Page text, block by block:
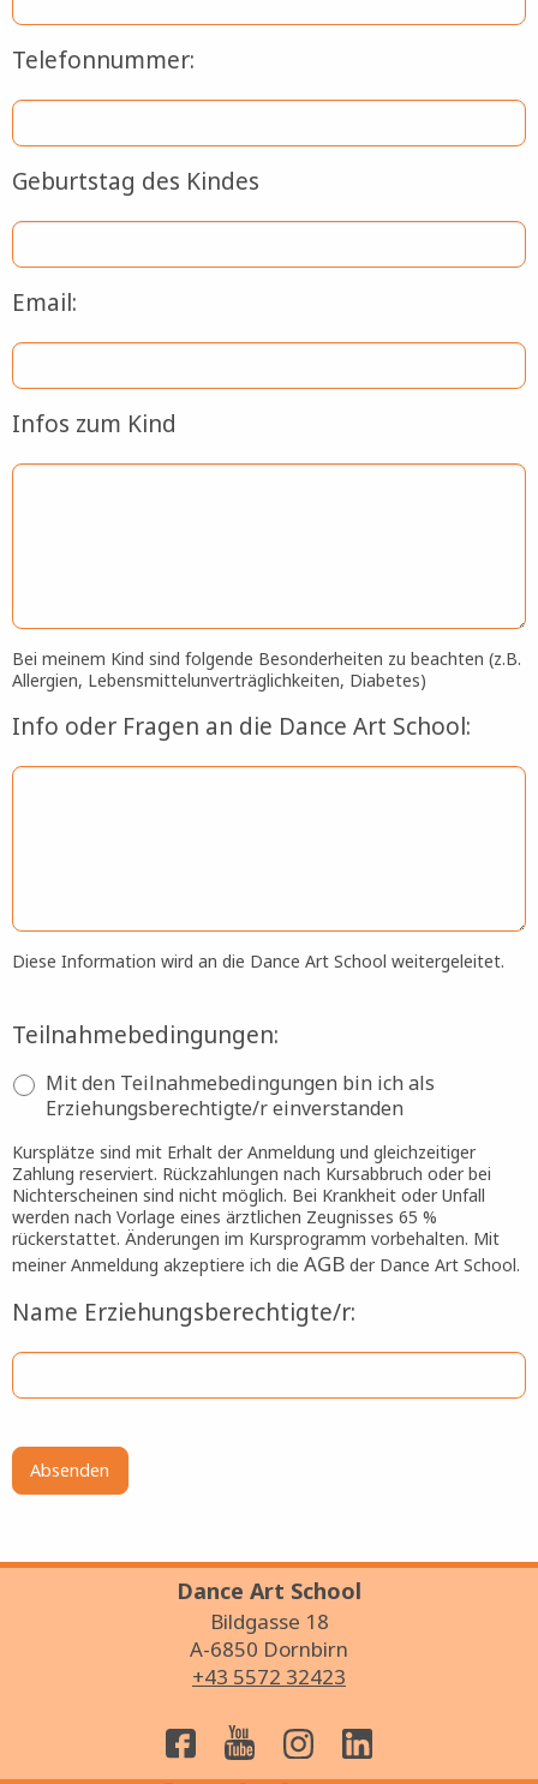
Telefonnummer:
Geburtstag des Kindes
Email:
Infos zum Kind
Bei meinem Kind sind folgende Besonderheiten zu beachten (z.B.
Allergien, Lebensmittelunverträglichkeiten, Diabetes)
Info oder Fragen an die Dance Art School:
Diese Information wird an die Dance Art School weitergeleitet.
Teilnahmebedingungen:
Mit den Teilnahmebedingungen bin ich als
Erziehungsberechtigte/r einverstanden
Kursplätze sind mit Erhalt der Anmeldung und gleichzeitiger
Zahlung reserviert. Rückzahlungen nach Kursabbruch oder bei
Nichterscheinen sind nicht möglich. Bei Krankheit oder Unfall
werden nach Vorlage eines ärztlichen Zeugnisses 65 %
rückerstattet. Änderungen im Kursprogramm vorbehalten. Mit
meiner Anmeldung akzeptiere ich die AGB der Dance Art School.
Name Erziehungsberechtigte/r:
Dance Art School
Bildgasse 18
A-6850 Dornbirn
+43 5572 32423